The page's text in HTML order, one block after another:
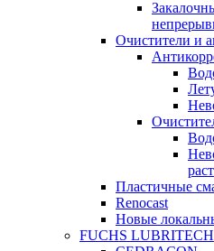
Очистители и
Пластичные
Renocast
Новые
FUCHS LUBRITECH